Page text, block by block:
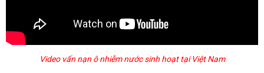
Video vấn nạn ô nhiễm nước sinh hoạt tại Việt Nam